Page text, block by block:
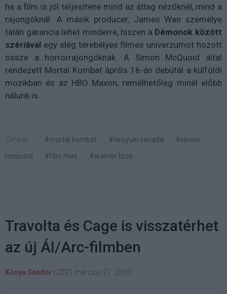
ha a film is jól teljesítene mind az átlag nézőknél, mind a
rajongóknál. A másik producer, James Wan személye
talán garancia lehet minderre, hiszen a Démonok között
szériával egy elég terebélyes filmes univerzumot hozott
össze a horrorrajongóknak. A Simon McQuoid által
rendezett Mortal Kombat április 16-án debütál a külföldi
mozikban és az HBO Maxon, remélhetőleg minél előbb
nálunk is.
Címkék: #mortal kombat #hiroyuki sanada
#simon
mcquoid
#hbo max #warner bros.
Travolta és Cage is visszatérhet
az új Ál/Arc-filmben
Kónya Sándor 2021 március 21. 20:00